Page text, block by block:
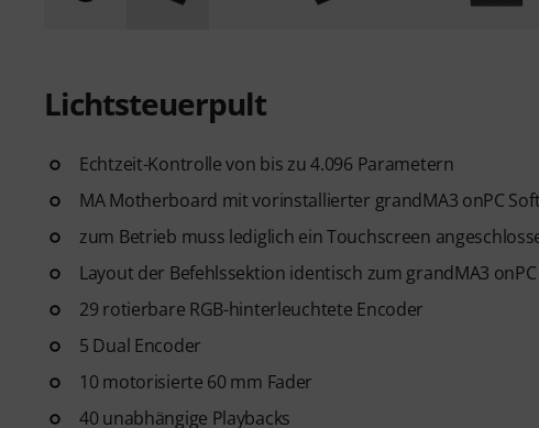
Lichtsteuerpult
Echtzeit-Kontrolle von bis zu 4.096 Parametern
MA Motherboard mit vorinstallierter grandMA3 onPC
zum Betrieb muss lediglich ein Touchscreen
Layout der Befehlssektion identisch zum grandMA3
29 rotierbare RGB-hinterleuchtete Encoder
5 Dual Encoder
10 motorisierte 60 mm Fader
40 unabhängige Playbacks